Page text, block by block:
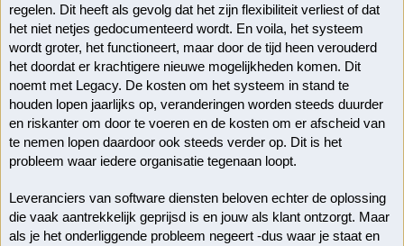
regelen. Dit heeft als gevolg dat het zijn flexibiliteit verliest of dat
het niet netjes gedocumenteerd wordt. En voila, het systeem
wordt groter, het functioneert, maar door de tijd heen verouderd
het doordat er krachtigere nieuwe mogelijkheden komen. Dit
noemt met Legacy. De kosten om het systeem in stand te
houden lopen jaarlijks op, veranderingen worden steeds duurder
en riskanter om door te voeren en de kosten om er afscheid van
te nemen lopen daardoor ook steeds verder op. Dit is het
probleem waar iedere organisatie tegenaan loopt.
Leveranciers van software diensten beloven echter de oplossing
die vaak aantrekkelijk geprijsd is en jouw als klant ontzorgt. Maar
als je het onderliggende probleem negeert -dus waar je staat en